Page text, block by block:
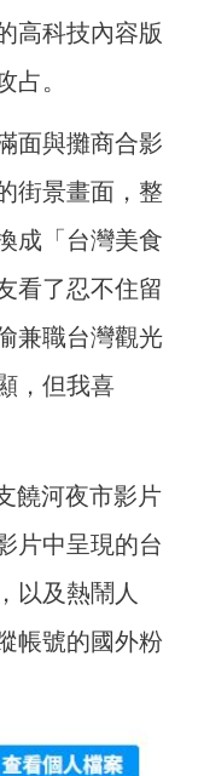
高科技內容版
占。
面與攤商合影
街景畫面，整
成「台灣美食
看了忍不住留
兼職台灣觀光
，但我喜
饒河夜市影片
片中呈現的台
以及熱鬧人
帳號的國外粉